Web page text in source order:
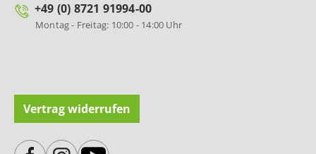
+49 (0) 8721 91994-00
Montag - Freitag: 10:00 - 14:00 Uhr
Vertrag widerrufen